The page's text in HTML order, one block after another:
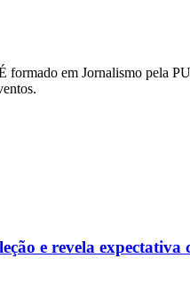
formado em Jornalismo
e revela expectativa